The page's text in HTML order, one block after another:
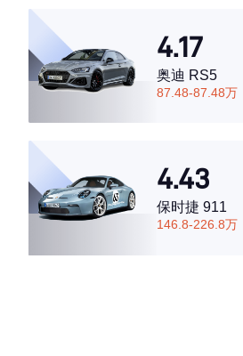
·外观表现一般，低于73%同级车
·内饰表现较为优秀，优于82%同级车
·空间表现一般，低于59%同级车
4.17
奥迪 RS5
87.48-87.48万
4.43
保时捷 911
146.8-226.8万